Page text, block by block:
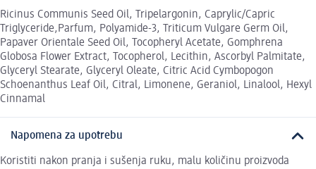
Ricinus Communis Seed Oil, Tripelargonin, Caprylic/Capric
Triglyceride,Parfum, Polyamide-3, Triticum Vulgare Germ Oil,
Papaver Orientale Seed Oil, Tocopheryl Acetate, Gomphrena
Globosa Flower Extract, Tocopherol, Lecithin, Ascorbyl Palmitate,
Glyceryl Stearate, Glyceryl Oleate, Citric Acid Cymbopogon
Schoenanthus Leaf Oil, Citral, Limonene, Geraniol, Linalool, Hexyl
Cinnamal
Napomena za upotrebu
Koristiti nakon pranja i sušenja ruku, malu količinu proizvoda